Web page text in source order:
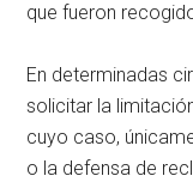
que fueron
En determinadas
solicitar la
cuyo caso,
o la defensa de